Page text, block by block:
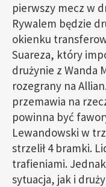
pierwszy mecz w
Rywalem będzie
okienku
Suareza, który
drużynie z Wanda
rozegrany na
przemawia na
powinna być
Lewandowski w
strzelił 4 bramki.
trafieniami.
sytuacja, jak i